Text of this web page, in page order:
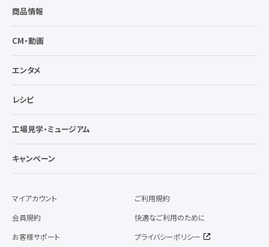
商品情報
CM・動画
エンタメ
レシピ
工場見学・ミュージアム
キャンペーン
マイアカウント
会員規約
お客様サポート
ご利用規約
快適なご利用のために
プライバシーポリシー